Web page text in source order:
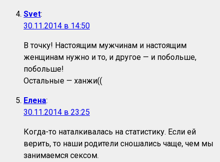
Svet:
30.11.2014 в 14:50
В точку! Настоящим мужчинам и настоящим
женщинам нужно и то, и другое — и побольше,
побольше!
Остальные — ханжи((
Елена:
30.11.2014 в 23:25
Когда-то наталкивалась на статистику. Если ей
верить, то наши родители сношались чаще, чем мы
занимаемся сексом.